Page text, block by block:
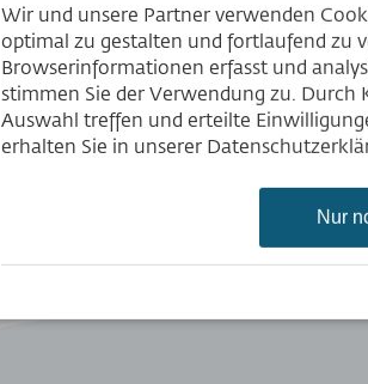
Wir und unsere Partner verwenden
optimal zu gestalten und fortlaufend zu
Browserinformationen erfasst und
stimmen Sie der Verwendung zu. Durch
Auswahl treffen und erteilte
erhalten Sie in unserer
Nur